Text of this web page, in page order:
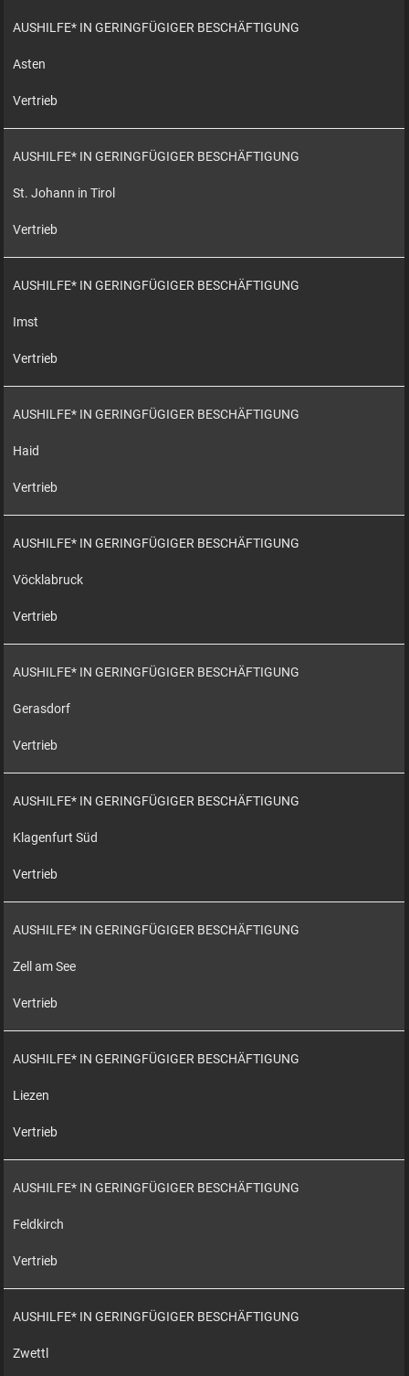
AUSHILFE* IN GERINGFÜGIGER BESCHÄFTIGUNG
Asten
Vertrieb
AUSHILFE* IN GERINGFÜGIGER BESCHÄFTIGUNG
St. Johann in Tirol
Vertrieb
AUSHILFE* IN GERINGFÜGIGER BESCHÄFTIGUNG
Imst
Vertrieb
AUSHILFE* IN GERINGFÜGIGER BESCHÄFTIGUNG
Haid
Vertrieb
AUSHILFE* IN GERINGFÜGIGER BESCHÄFTIGUNG
Vöcklabruck
Vertrieb
AUSHILFE* IN GERINGFÜGIGER BESCHÄFTIGUNG
Gerasdorf
Vertrieb
AUSHILFE* IN GERINGFÜGIGER BESCHÄFTIGUNG
Klagenfurt Süd
Vertrieb
AUSHILFE* IN GERINGFÜGIGER BESCHÄFTIGUNG
Zell am See
Vertrieb
AUSHILFE* IN GERINGFÜGIGER BESCHÄFTIGUNG
Liezen
Vertrieb
AUSHILFE* IN GERINGFÜGIGER BESCHÄFTIGUNG
Feldkirch
Vertrieb
AUSHILFE* IN GERINGFÜGIGER BESCHÄFTIGUNG
Zwettl